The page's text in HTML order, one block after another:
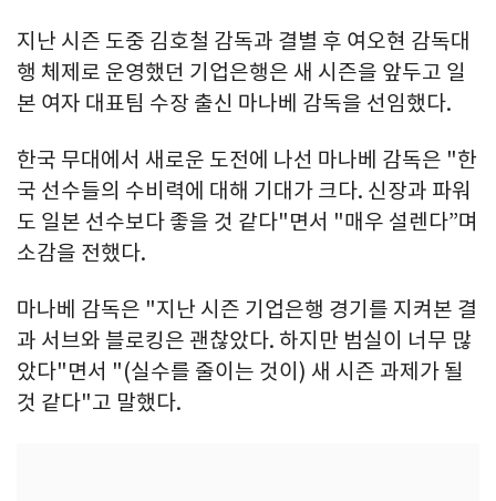
지난 시즌 도중 김호철 감독과 결별 후 여오현 감독대
행 체제로 운영했던 기업은행은 새 시즌을 앞두고 일
본 여자 대표팀 수장 출신 마나베 감독을 선임했다.
한국 무대에서 새로운 도전에 나선 마나베 감독은 "한
국 선수들의 수비력에 대해 기대가 크다. 신장과 파워
도 일본 선수보다 좋을 것 같다"면서 "매우 설렌다”며
소감을 전했다.
마나베 감독은 "지난 시즌 기업은행 경기를 지켜본 결
과 서브와 블로킹은 괜찮았다. 하지만 범실이 너무 많
았다"면서 "(실수를 줄이는 것이) 새 시즌 과제가 될
것 같다"고 말했다.